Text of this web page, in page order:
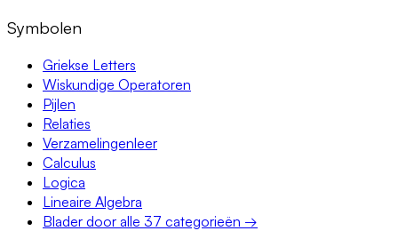
Symbolen
Griekse Letters
Wiskundige Operatoren
Pijlen
Relaties
Verzamelingenleer
Calculus
Logica
Lineaire Algebra
Blader door alle 37 categorieën →